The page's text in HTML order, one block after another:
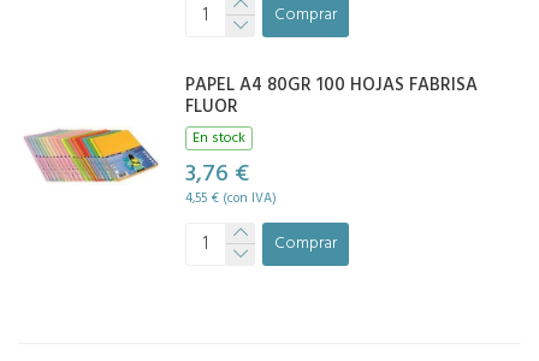
Comprar
PAPEL A4 80GR 100 HOJAS FABRISA
FLUOR
En stock
3,76 €
4,55 € (con IVA)
Comprar